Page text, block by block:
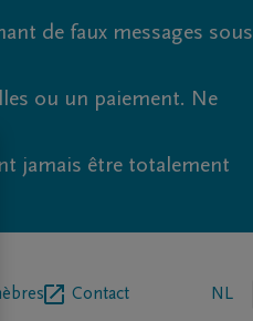
de faux messages sous
ou un paiement. Ne
jamais être totalement
Contact NL